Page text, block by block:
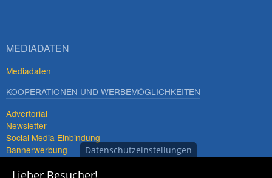
MEDIADATEN
Mediadaten
KOOPERATIONEN UND WERBEMÖGLICHKEITEN
Advertorial
Newsletter
Social Media Einbindung
Bannerwerbung
Premiumdestinationen
Datenschutzeinstellungen
Lieber Besucher!